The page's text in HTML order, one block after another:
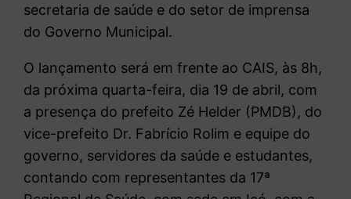
secretaria de saúde e do setor de imprensa
do Governo Municipal.
O lançamento será em frente ao CAIS, às 8h,
da próxima quarta-feira, dia 19 de abril, com
a presença do prefeito Zé Helder (PMDB), do
vice-prefeito Dr. Fabrício Rolim e equipe do
governo, servidores da saúde e estudantes,
contando com representantes da 17ª